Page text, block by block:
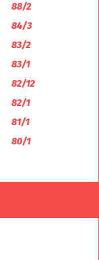
88/2
84/3
83/2
83/1
82/12
82/1
81/1
80/1